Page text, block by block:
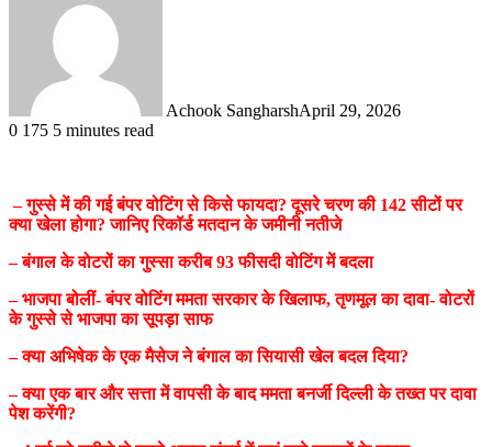
Achook SangharshApril 29, 2026
0 175 5 minutes read
– गुस्से में की गई बंपर वोटिंग से किसे फायदा? दूसरे चरण की 142 सीटों पर
क्या खेला होगा? जानिए रिकॉर्ड मतदान के जमीनी नतीजे
– बंगाल के वोटरों का गुस्सा करीब 93 फीसदी वोटिंग में बदला
– भाजपा बोलीं- बंपर वोटिंग ममता सरकार के खिलाफ, तृणमूल का दावा- वोटरों
के गुस्से से भाजपा का सूपड़ा साफ
– क्या अभिषेक के एक मैसेज ने बंगाल का सियासी खेल बदल दिया?
– क्या एक बार और सत्ता में वापसी के बाद ममता बनर्जी दिल्ली के तख्त पर दावा
पेश करेंगी?